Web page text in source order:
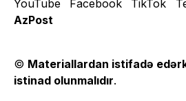
AzPost
© Materiallardan istifadə
istinad olunmalıdır.